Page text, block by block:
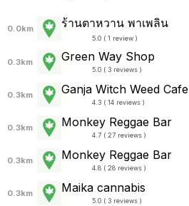
0.0km ร้านตาหวาน พาเพลิน
5.0 ( 1 review )
0.3km Green Way Shop
5.0 ( 3 reviews )
0.3km Ganja Witch Weed Cafe
4.3 ( 14 reviews )
0.3km Monkey Reggae Bar
4.7 ( 27 reviews )
0.3km Monkey Reggae Bar
4.8 ( 28 reviews )
0.3km Maika cannabis
5.0 ( 3 reviews )